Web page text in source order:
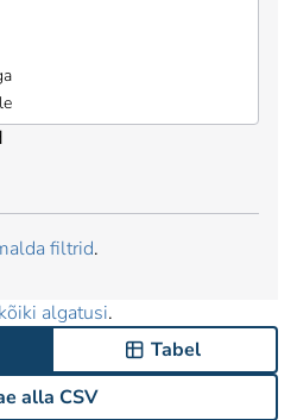
filtrid.
algatusi.
Tabel
alla CSV